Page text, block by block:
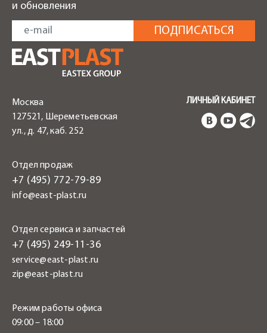
и обновления
Москва
127521, Шереметьевская
ул., д. 47, каб. 252
Отдел продаж
+7 (495) 772-79-89
info@east-plast.ru
Отдел сервиса и запчастей
+7 (495) 249-11-36
service@east-plast.ru
zip@east-plast.ru
Режим работы офиса
09:00 – 18:00
ЛИЧНЫЙ КАБИНЕТ